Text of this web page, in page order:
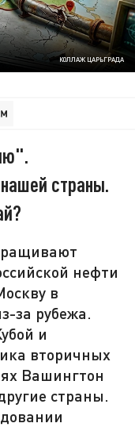
КОЛЛАЖ ЦАРЬГРАДА
страны.
нефти
в
за рубежа.
и
вторичных
Вашингтон
страны.